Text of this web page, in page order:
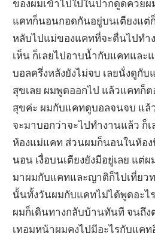
ของผมเข้าไปใปในปากดูดควย
แคทก็นอนกอดกันอยู่บนเตียงแต่
หลับไปแม่ของแคทที่จะตื่นไปทำ
เห็น ก็เลยไปอาบน้ำกับแคทและ
บอลครึ่งหลังยังไม่จบ เลยนั่งดูกั
สุขเลย ผมพูดออกไป แล้วแคทก็
สุขค่ะ ผมกับแคทดูบอลจนจบ แล้
จะมาบอกว่าจะไปทำงานแล้ว ก็
ห้องแม่แคท ส่วนผมก็นอนในห้อ
นอน เงื่อบนเตียงยังมีอยู่เลย แ
มาผมกับแคทและญาติก็ไปเที่ยว
นั้นทั้งวันผมกับแคทไม่ได้พูดอะไ
ผมก็เดินทางกลับบ้านทันที จนถึ
เทอมหน้าผมคงไปมีอะไรกับแคท